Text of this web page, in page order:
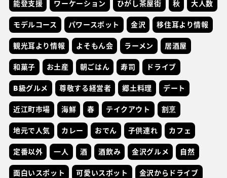
能登支援 ワーケーション ひがし茶屋街 秋 大人数
モデルコース パワースポット 金沢 移住耳より情報
観光耳より情報 よそもん会 ラーメン 居酒屋
和菓子 お土産 朝ごはん 寿司 ドライブ
B級グルメ 尊敬する経営者 郷土料理 デート
近江町市場 海鮮 春 テイクアウト 割烹
地元で人気 カレー おでん 子供連れ カフェ
定番以外 一人 酒 酒飲み 金沢グルメ 自然
面白いスポット 可愛いスポット 金沢からドライブ